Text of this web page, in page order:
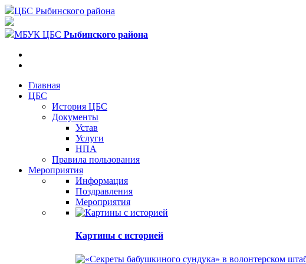
ЦБС Рыбинского района
МБУК ЦБС Рыбинского района
Главная
ЦБС
История ЦБС
Документы
Устав
Услуги
НПА
Правила пользования
Мероприятия
Информация
Поздравления
Мероприятия
Картины с историей